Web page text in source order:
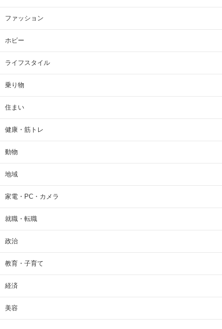
ファッション
ホビー
ライフスタイル
乗り物
住まい
健康・筋トレ
動物
地域
家電・PC・カメラ
就職・転職
政治
教育・子育て
経済
美容